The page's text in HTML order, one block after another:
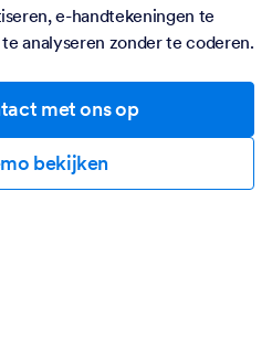
e-handtekeningen te
analyseren zonder te coderen.
met ons op
bekijken